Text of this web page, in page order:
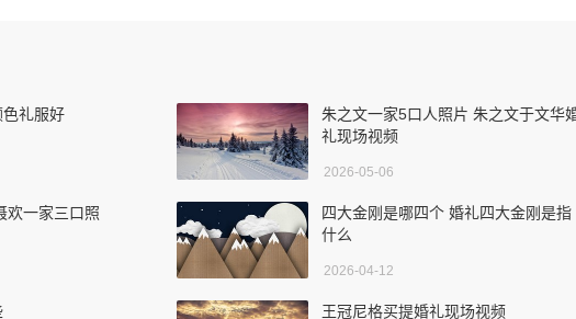
礼服好
朱之文一家5口人照片 朱之文于文华
礼现场视频
2026-05-06
欢一家三口照
四大金刚是哪四个 婚礼四大金刚是指
什么
2026-04-12
王冠尼格买提婚礼现场视频